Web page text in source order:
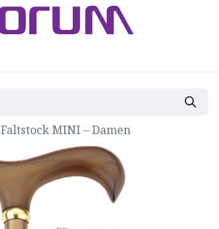
Faltstock MINI – Damen